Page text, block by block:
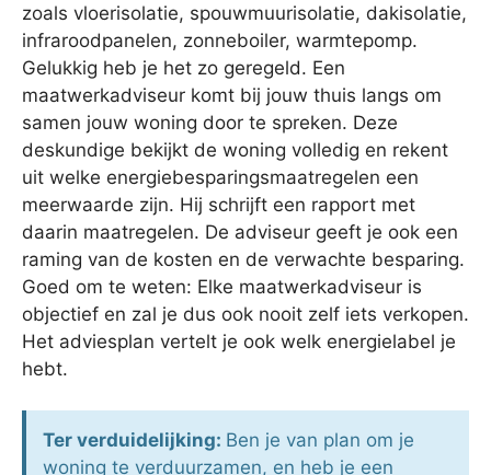
zoals vloerisolatie, spouwmuurisolatie, dakisolatie,
infraroodpanelen, zonneboiler, warmtepomp.
Gelukkig heb je het zo geregeld. Een
maatwerkadviseur komt bij jouw thuis langs om
samen jouw woning door te spreken. Deze
deskundige bekijkt de woning volledig en rekent
uit welke energiebesparingsmaatregelen een
meerwaarde zijn. Hij schrijft een rapport met
daarin maatregelen. De adviseur geeft je ook een
raming van de kosten en de verwachte besparing.
Goed om te weten: Elke maatwerkadviseur is
objectief en zal je dus ook nooit zelf iets verkopen.
Het adviesplan vertelt je ook welk energielabel je
hebt.
Ter verduidelijking: Ben je van plan om je
woning te verduurzamen, en heb je een